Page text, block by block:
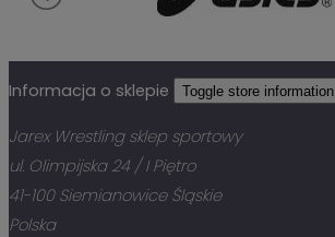
Informacja o sklepie Toggle store information
Jarex Wrestling sklep sportowy
ul. Olimpijska 24 / I Piętro
41-100 Siemianowice Śląskie
Polska